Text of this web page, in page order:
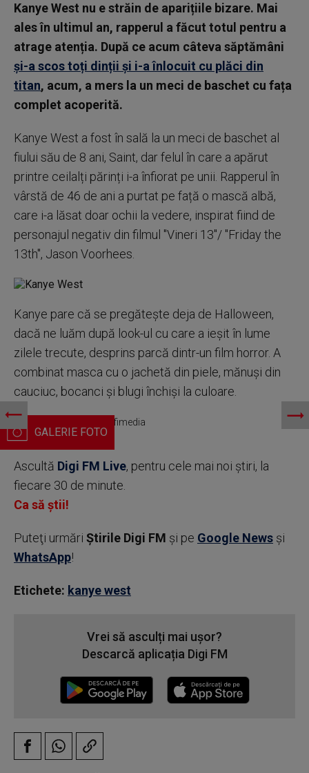
Kanye West nu e străin de aparițiile bizare. Mai
ales în ultimul an, rapperul a făcut totul pentru a
atrage atenția. După ce acum câteva săptămâni
și-a scos toți dinții și i-a înlocuit cu plăci din
titan, acum, a mers la un meci de baschet cu fața
complet acoperită.
Kanye West a fost în sală la un meci de baschet al
fiului său de 8 ani, Saint, dar felul în care a apărut
printre ceilalți părinți i-a înfiorat pe unii. Rapperul în
vârstă de 46 de ani a purtat pe față o mască albă,
care i-a lăsat doar ochii la vedere, inspirat fiind de
personajul negativ din filmul "Vineri 13"/ "Friday the
13th", Jason Voorhees.
Kanye pare că se pregătește deja de Halloween,
dacă ne luăm după look-ul cu care a ieșit în lume
zilele trecute, desprins parcă dintr-un film horror. A
combinat masca cu o jachetă din piele, mănuși din
cauciuc, bocanci și blugi închiși la culoare.
Kanye West / Foto: Profimedia
Ascultă Digi FM Live, pentru cele mai noi știri, la
fiecare 30 de minute.
Ca să știi!
Puteţi urmări Știrile Digi FM şi pe Google News şi
WhatsApp!
Etichete: kanye west
Vrei să asculți mai ușor?
Descarcă aplicația Digi FM